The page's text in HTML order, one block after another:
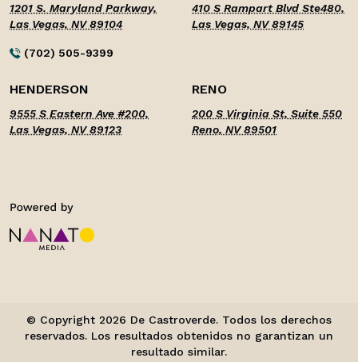
1201 S. Maryland Parkway,
Las Vegas, NV 89104
(702) 505-9399
410 S Rampart Blvd Ste480,
Las Vegas, NV 89145
HENDERSON
9555 S Eastern Ave #200,
Las Vegas, NV 89123
RENO
200 S Virginia St, Suite 550
Reno, NV 89501
© Copyright 2026 De Castroverde. Todos los derechos
reservados. Los resultados obtenidos no garantizan un
resultado similar.